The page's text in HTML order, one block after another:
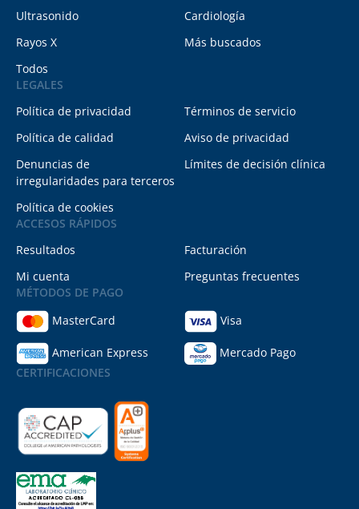
Ultrasonido
Cardiología
Rayos X
Más buscados
Todos
LEGALES
Política de privacidad
Términos de servicio
Política de calidad
Aviso de privacidad
Denuncias de
irregularidades para terceros
Límites de decisión clínica
Política de cookies
ACCESOS RÁPIDOS
Resultados
Facturación
Mi cuenta
Preguntas frecuentes
MÉTODOS DE PAGO
MasterCard
Visa
American Express
Mercado Pago
CERTIFICACIONES